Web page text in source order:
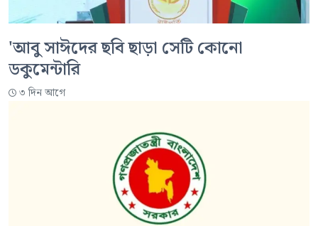
'আবু সাঈদের ছবি ছাড়া সেটি কোনো
ডকুমেন্টারি
৩ দিন আগে